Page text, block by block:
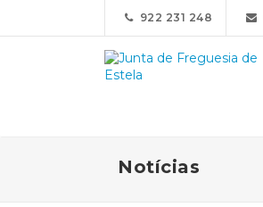
922 231 248
Notícias